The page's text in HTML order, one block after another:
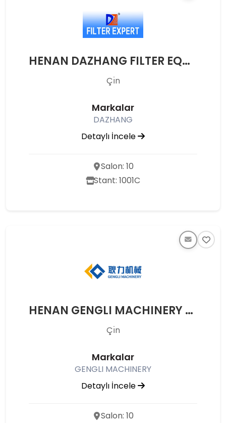
HENAN DAZHANG FILTER EQUIPMENT
Çı̇n
Markalar
DAZHANG
Detaylı İncele
Salon: 10
Stant: 1001C
HENAN GENGLI MACHINERY CO., LTD.
Çı̇n
Markalar
GENGLI MACHINERY
Detaylı İncele
Salon: 10